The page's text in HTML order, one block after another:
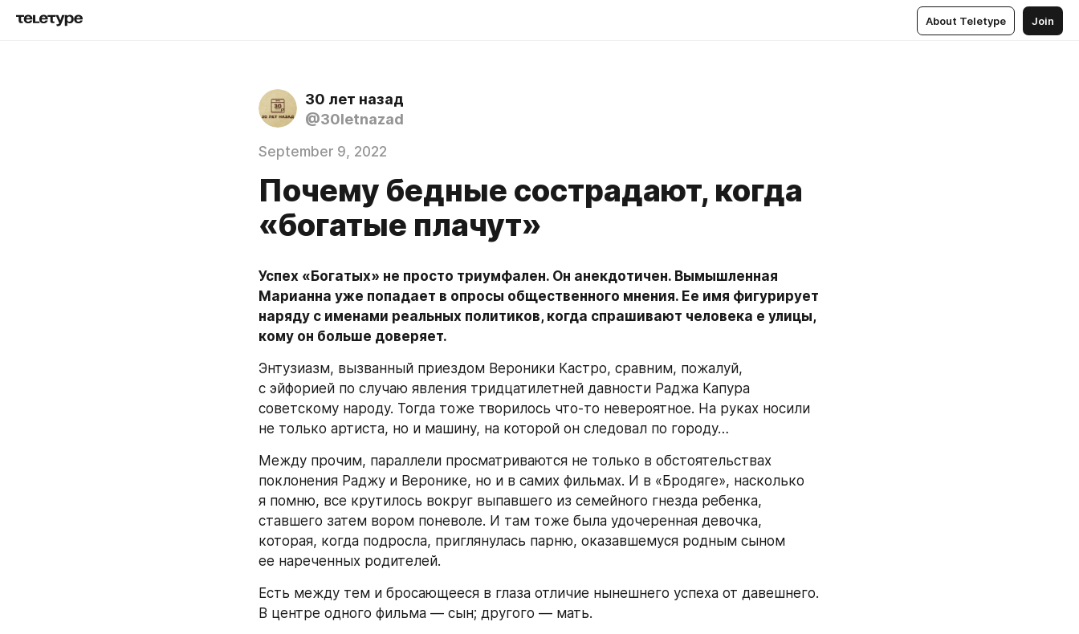
About Teletype Join
30 лет назад
@30letnazad
September 9, 2022
Почему бедные сострадают, когда
«богатые плачут»
Успех «Богатых» не просто триумфален. Он анекдотичен. Вымышленная
Марианна уже попадает в опросы общественного мнения. Ее имя фигурирует
наряду с именами реальных политиков, когда спрашивают человека е улицы,
кому он больше доверяет.
Энтузиазм, вызванный приездом Вероники Кастро, сравним, пожалуй,
с эйфорией по случаю явления тридцатилетней давности Раджа Капура
советскому народу. Тогда тоже творилось что-то невероятное. На руках носили
не только артиста, но и машину, на которой он следовал по городу…
Между прочим, параллели просматриваются не только в обстоятельствах
поклонения Раджу и Веронике, но и в самих фильмах. И в «Бродяге», насколько
я помню, все крутилось вокруг выпавшего из семейного гнезда ребенка,
ставшего затем вором поневоле. И там тоже была удочеренная девочка,
которая, когда подросла, приглянулась парню, оказавшемуся родным сыном
ее нареченных родителей.
Есть между тем и бросающееся в глаза отличие нынешнего успеха от давешнего.
В центре одного фильма — сын; другого — мать.